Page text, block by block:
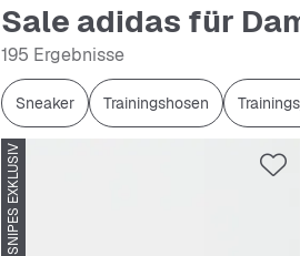
Sale adidas für
195 Ergebnisse
Sneaker Trainingshosen
SNIPES EXKLUSIV